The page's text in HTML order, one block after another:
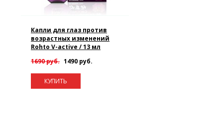
Капли для глаз против
возрастных изменений
Rohto V-active / 13 мл
1690 руб. 1490 руб.
КУПИТЬ